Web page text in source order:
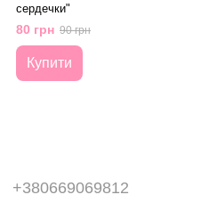
сердечки"
80 грн 90 грн
Купити
+380669069812